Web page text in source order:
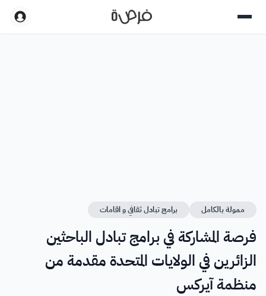
ممولة بالكامل برامج تبادل ثقافي و اقامات
فرصة المشاركة في برامج تبادل الباحثين
الزائرين في الولايات المتحدة مقدمة من
منظمة آيركس